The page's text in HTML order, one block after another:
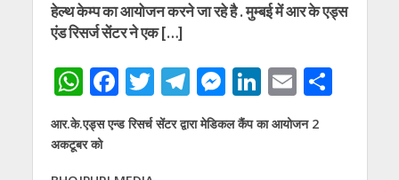
हेल्थ केम्प का आयोजन करने जा रहे है . मुम्बई में आर के एड्स
एंड रिसर्ज सेंटर ने एक […]
W
h
at
s
F
ac
e
b
T
w
itt
T
el
e
M
e
ss
Li
n
k
E
m
ai
S
आर.के.एड्स एन्ड रिसर्च सेंटर द्वारा मेडिकल कैंप का आयोजन 2
अकटूबर को